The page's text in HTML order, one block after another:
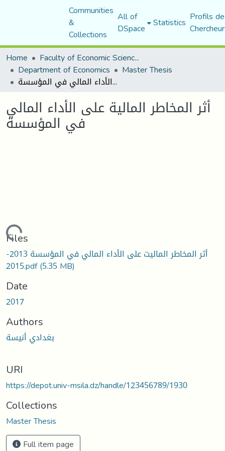
Communities
&
Collections
All of
DSpace Statistics Profils
Home
Faculty of Economic Sciences, Commerce and Management Sciences
Department of Economics Master Thesis
أثر المخاطر المالية على الأداء المالي في المؤسسة
أثر المخاطر المالية على الأداء المالي
في المؤسسة
Loading...
Files
أثر المخاطر الماليت على الأداء المالي في المؤسسة 2013-
2015.pdf(5.35 MB)
Date
2017
Authors
بغدادي أنيسة
URI
https://depot.univ-msila.dz/handle/123456789/1930
Collections
Master Thesis
Full item page